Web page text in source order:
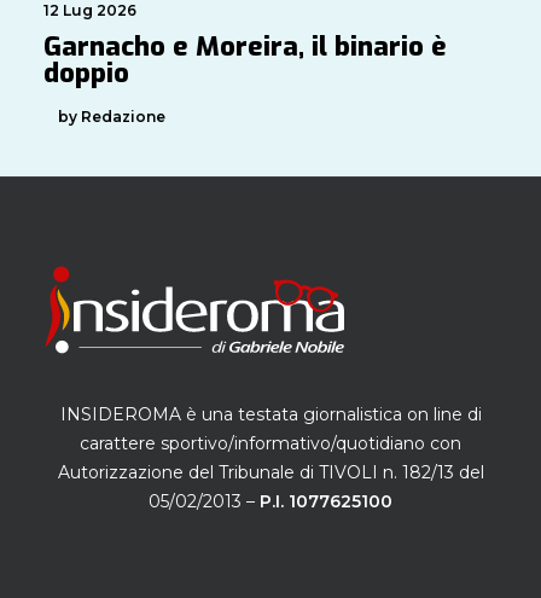
12 Lug 2026
Garnacho e Moreira, il binario è
doppio
by Redazione
INSIDEROMA è una testata giornalistica on line di
carattere sportivo/informativo/quotidiano con
Autorizzazione del Tribunale di TIVOLI n. 182/13 del
05/02/2013 – P.I. 1077625100